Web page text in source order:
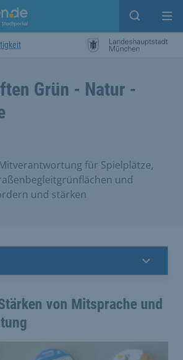
Suche
Grün - Natur -
für Spielplätze,
und
und stärken
von Mitsprache und